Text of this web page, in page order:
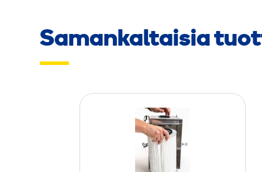
Samankaltaisia
E
P
H